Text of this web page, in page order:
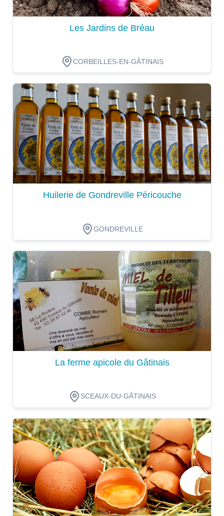
Les Jardins de Bréau
CORBEILLES-EN-GÂTINAIS
Dégustation
Huilerie de Gondreville Péricouche
GONDREVILLE
Dégustation
La ferme apicole du Gâtinais
SCEAUX-DU-GÂTINAIS
Dégustation